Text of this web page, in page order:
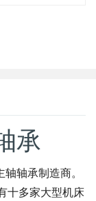
承
轴承制造商。
十多家大型机床